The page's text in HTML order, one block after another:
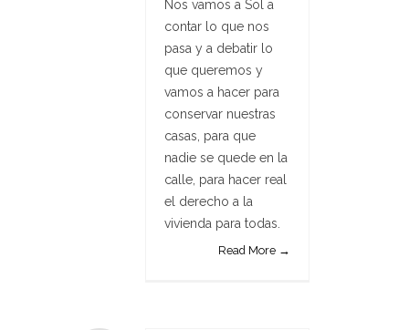
Nos vamos a Sol a
contar lo que nos
pasa y a debatir lo
que queremos y
vamos a hacer para
conservar nuestras
casas, para que
nadie se quede en la
calle, para hacer real
el derecho a la
vivienda para todas.
Read More →